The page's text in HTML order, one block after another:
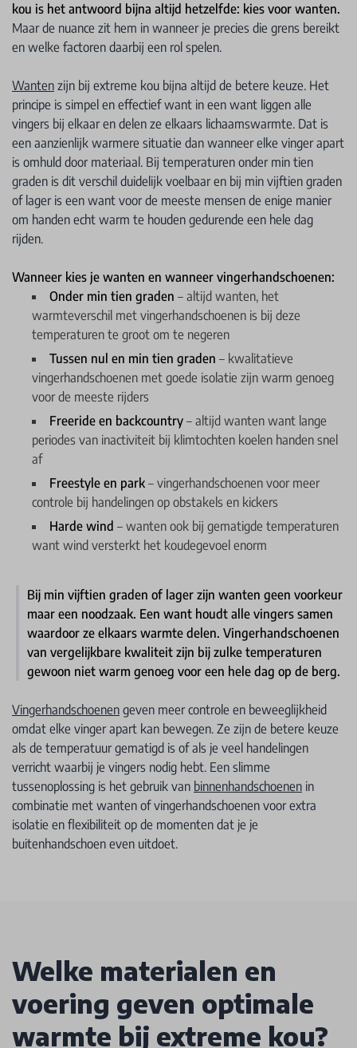
kou is het antwoord bijna altijd hetzelfde: kies voor wanten.
Maar de nuance zit hem in wanneer je precies die grens bereikt
en welke factoren daarbij een rol spelen.
Wanten zijn bij extreme kou bijna altijd de betere keuze. Het
principe is simpel en effectief want in een want liggen alle
vingers bij elkaar en delen ze elkaars lichaamswarmte. Dat is
een aanzienlijk warmere situatie dan wanneer elke vinger apart
is omhuld door materiaal. Bij temperaturen onder min tien
graden is dit verschil duidelijk voelbaar en bij min vijftien graden
of lager is een want voor de meeste mensen de enige manier
om handen echt warm te houden gedurende een hele dag
rijden.
Wanneer kies je wanten en wanneer vingerhandschoenen:
Onder min tien graden – altijd wanten, het
warmteverschil met vingerhandschoenen is bij deze
temperaturen te groot om te negeren
Tussen nul en min tien graden – kwalitatieve
vingerhandschoenen met goede isolatie zijn warm genoeg
voor de meeste rijders
Freeride en backcountry – altijd wanten want lange
periodes van inactiviteit bij klimtochten koelen handen snel
af
Freestyle en park – vingerhandschoenen voor meer
controle bij handelingen op obstakels en kickers
Harde wind – wanten ook bij gematigde temperaturen
want wind versterkt het koudegevoel enorm
Bij min vijftien graden of lager zijn wanten geen voorkeur
maar een noodzaak. Een want houdt alle vingers samen
waardoor ze elkaars warmte delen. Vingerhandschoenen
van vergelijkbare kwaliteit zijn bij zulke temperaturen
gewoon niet warm genoeg voor een hele dag op de berg.
Vingerhandschoenen geven meer controle en beweeglijkheid
omdat elke vinger apart kan bewegen. Ze zijn de betere keuze
als de temperatuur gematigd is of als je veel handelingen
verricht waarbij je vingers nodig hebt. Een slimme
tussenoplossing is het gebruik van binnenhandschoenen in
combinatie met wanten of vingerhandschoenen voor extra
isolatie en flexibiliteit op de momenten dat je je
buitenhandschoen even uitdoet.
Welke materialen en
voering geven optimale
warmte bij extreme kou?